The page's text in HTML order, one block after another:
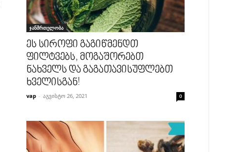
ჯანმრთელობა
ეს სიროფი გაგიწმენდთ
ფილტვებს, მოგაშორებთ
ნახველს და გაგათავისუფლებთ
ხველისგან!
vap - აგვისტო 26, 2021 0